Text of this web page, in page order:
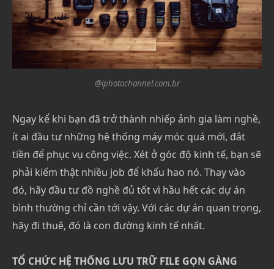
@iphotochannel.com.br
Ngay kể khi bạn đã trở thành nhiếp ảnh gia làm nghề,
ít ai đầu tư những hệ thống máy móc quá mới, đắt
tiền để phục vụ công việc. Xét ở góc độ kinh tế, bạn sẽ
phải kiếm thật nhiều job để khấu hao nó. Thay vào
đó, hãy đầu tư đồ nghề đủ tốt vì hầu hết các dự án
bình thường chỉ cần tới vậy. Với các dự án quan trọng,
hãy đi thuê, đó là con đường kinh tế nhất.
TỔ CHỨC HỆ THỐNG LƯU TRỮ FILE GỌN GÀNG